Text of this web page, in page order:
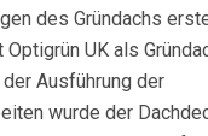
des Gründachs
UK als
Ausführung der
wurde der